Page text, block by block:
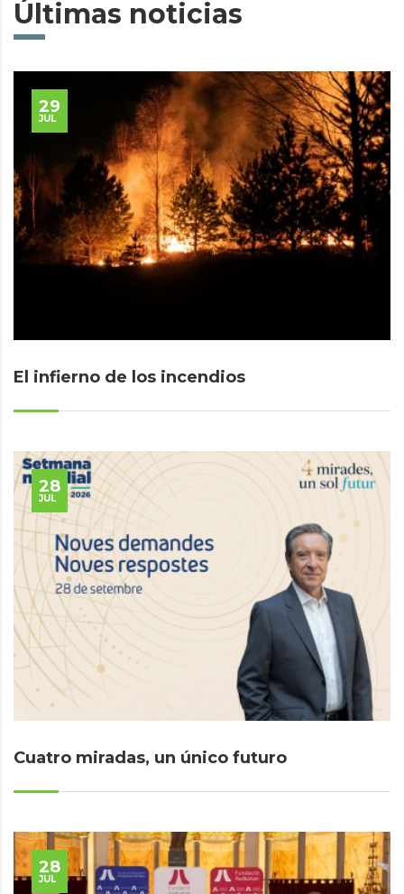
Últimas noticias
29
JUL
El infierno de los incendios
28
JUL
Cuatro miradas, un único futuro
28
JUL